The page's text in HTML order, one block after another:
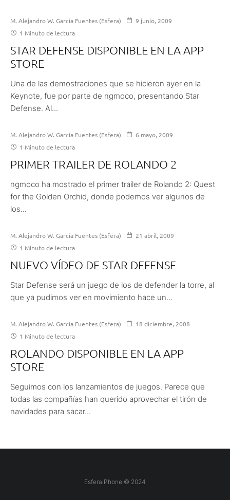
M. Alejandro W. García Fuentes (Esfera)
9 junio, 2009
1 Minuto de lectura
STAR DEFENSE DISPONIBLE EN LA APP
STORE
Una de las demostraciones que se hicieron ayer en la
Keynote, fue por parte de ngmoco, presentando Star
Defense. Al...
M. Alejandro W. García Fuentes (Esfera)
6 mayo, 2009
1 Minuto de lectura
PRIMER TRAILER DE ROLANDO 2
ngmoco ha mostrado el primer trailer de Rolando 2: Quest
for the Golden Orchid, donde podemos ver algunos de
los...
M. Alejandro W. García Fuentes (Esfera)
21 abril, 2009
1 Minuto de lectura
NUEVO VÍDEO DE STAR DEFENSE
Star Defense será un juego de los de defender la torre, al
que ya pudimos ver en movimiento hace un...
M. Alejandro W. García Fuentes (Esfera)
18 diciembre, 2008
1 Minuto de lectura
ROLANDO DISPONIBLE EN LA APP
STORE
Seguimos con los lanzamientos de juegos. Parece que
todas las compañías han querido aprovechar el tirón de
navidades para sacar...
EsferaiPhone © 2024